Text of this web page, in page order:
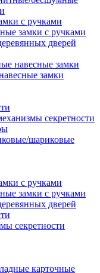
с ручками
замки с ручками
дверей
навесные замки
замки
секретности
шариковые
с ручками
замки с ручками
дверей
секретности
карточные